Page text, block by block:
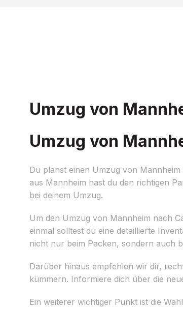
Umzug von
Umzug von
Du planst einen Umzug von
aus Mannheim hast du den richtigen
bei deinem Umzug.
Um den Umzug von Mannheim nach
einmal solltest du eine detaillierte
nicht nur beim Packen, sondern auch
Darüber hinaus empfehlen wir dir,
kümmern. Informiere dich über die
Ein weiterer wichtiger Punkt ist die